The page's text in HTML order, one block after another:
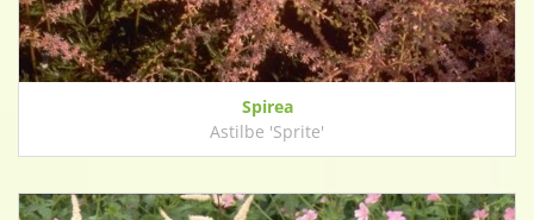
Spirea
Astilbe 'Sprite'